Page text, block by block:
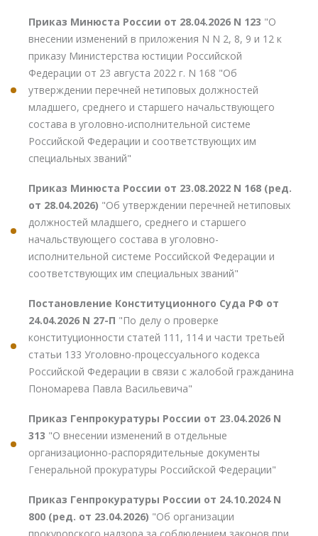
Приказ Минюста России от 28.04.2026 N 123 "О
внесении изменений в приложения N N 2, 8, 9 и 12 к
приказу Министерства юстиции Российской
Федерации от 23 августа 2022 г. N 168 "Об
утверждении перечней нетиповых должностей
младшего, среднего и старшего начальствующего
состава в уголовно-исполнительной системе
Российской Федерации и соответствующих им
специальных званий"
Приказ Минюста России от 23.08.2022 N 168 (ред.
от 28.04.2026) "Об утверждении перечней нетиповых
должностей младшего, среднего и старшего
начальствующего состава в уголовно-
исполнительной системе Российской Федерации и
соответствующих им специальных званий"
Постановление Конституционного Суда РФ от
24.04.2026 N 27-П "По делу о проверке
конституционности статей 111, 114 и части третьей
статьи 133 Уголовно-процессуального кодекса
Российской Федерации в связи с жалобой гражданина
Пономарева Павла Васильевича"
Приказ Генпрокуратуры России от 23.04.2026 N
313 "О внесении изменений в отдельные
организационно-распорядительные документы
Генеральной прокуратуры Российской Федерации"
Приказ Генпрокуратуры России от 24.10.2024 N
800 (ред. от 23.04.2026) "Об организации